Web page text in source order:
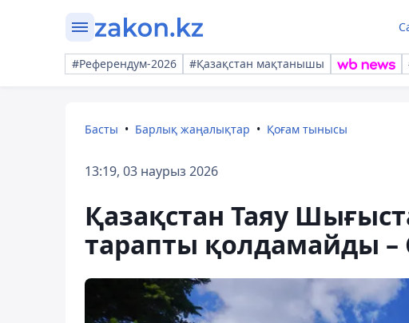
#Референдум-2026 #Қазақстан мақтанышы
Басты Барлық жаңалықтар Қоғам тынысы
13:19, 03 наурыз 2026
Қазақстан Таяу
тарапты қолдамайды –